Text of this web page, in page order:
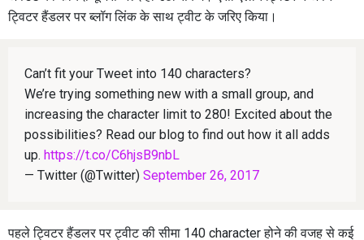
ट्विटर हैंडलर पर ब्लॉग लिंक के साथ ट्वीट के जरिए किया।
Can’t fit your Tweet into 140 characters?
We’re trying something new with a small group, and
increasing the character limit to 280! Excited about the
possibilities? Read our blog to find out how it all adds
up. https://t.co/C6hjsB9nbL
— Twitter (@Twitter) September 26, 2017
पहले ट्विटर हैंडलर पर ट्वीट की सीमा 140 character होने की वजह से कई